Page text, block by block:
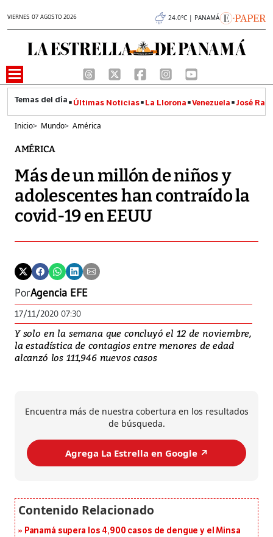
VIERNES 07 AGOSTO 2026 24.0°C | PANAMÁ
Últimas Noticias La Llorona Venezuela José
Inicio> Mundo> América
AMÉRICA
Más de un millón de niños y
adolescentes han contraído la
covid-19 en EEUU
PorAgencia EFE
17/11/2020 07:30
Y solo en la semana que concluyó el 12 de noviembre,
la estadística de contagios entre menores de edad
alcanzó los 111,946 nuevos casos
Encuentra más de nuestra cobertura en los resultados
de búsqueda.
Agrega La Estrella en Google ↗️
Panamá supera los 4,900 casos de dengue y el Minsa